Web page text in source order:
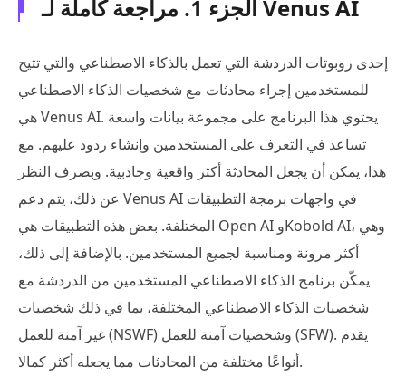
الجزء 1. مراجعة كاملة لـ Venus AI
إحدى روبوتات الدردشة التي تعمل بالذكاء الاصطناعي والتي تتيح
للمستخدمين إجراء محادثات مع شخصيات الذكاء الاصطناعي
هي Venus AI. يحتوي هذا البرنامج على مجموعة بيانات واسعة
تساعد في التعرف على المستخدمين وإنشاء ردود عليهم. مع
هذا، يمكن أن يجعل المحادثة أكثر واقعية وجاذبية. وبصرف النظر
عن ذلك، يتم دعم Venus AI في واجهات برمجة التطبيقات
المختلفة. بعض هذه التطبيقات هي Open AI وKobold AI، وهي
أكثر مرونة ومناسبة لجميع المستخدمين. بالإضافة إلى ذلك،
يمكّن برنامج الذكاء الاصطناعي المستخدمين من الدردشة مع
شخصيات الذكاء الاصطناعي المختلفة، بما في ذلك شخصيات
غير آمنة للعمل (NSWF) وشخصيات آمنة للعمل (SFW). يقدم
أنواعًا مختلفة من المحادثات مما يجعله أكثر كمالا.